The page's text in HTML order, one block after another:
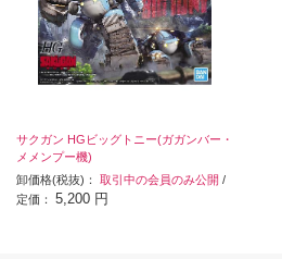
サクガン HGビッグトニー(ガガンバー・
メメンプー機)
卸価格(税抜)： 取引中の会員のみ公開 /
定価： 5,200 円